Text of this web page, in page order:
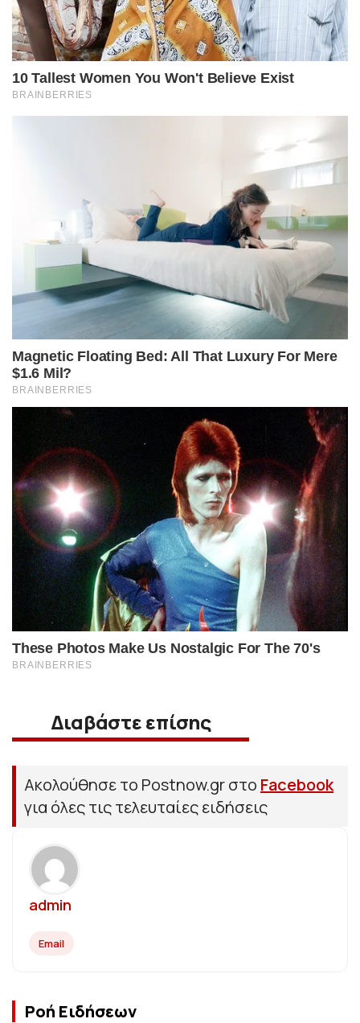
Διαβάστε επίσης
Ακολούθησε το Postnow.gr στο Facebook
για όλες τις τελευταίες ειδήσεις
admin
Email
Ροή Ειδήσεων